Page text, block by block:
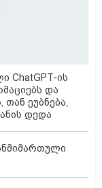
ChatGPT-ის
და
თან ეუბნება,
დედა